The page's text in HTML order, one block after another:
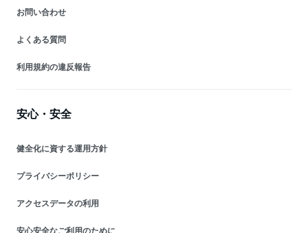
お問い合わせ
よくある質問
利用規約の違反報告
安心・安全
健全化に資する運用方針
プライバシーポリシー
アクセスデータの利用
安心安全なご利用のために